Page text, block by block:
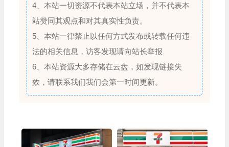
4、本站一切资源不代表本站立场，并不代表本
站赞同其观点和对其真实性负责。
5、本站一律禁止以任何方式发布或转载任何违
法的相关信息，访客发现请向站长举报
6、本站资源大多存储在云盘，如发现链接失
效，请联系我们我们会第一时间更新。